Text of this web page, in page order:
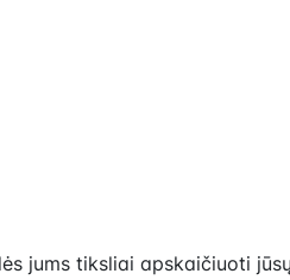
jums tiksliai apskaičiuoti